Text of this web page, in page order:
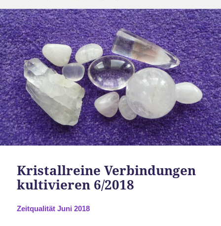
Kristallreine Verbindungen
kultivieren 6/2018
Zeitqualität Juni 2018